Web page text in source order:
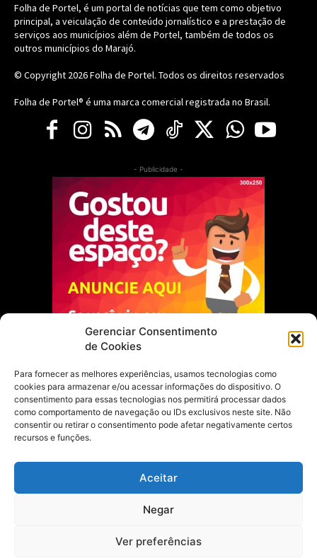
Gerenciar Consentimento
de Cookies
Para fornecer as melhores experiências, usamos tecnologias como
cookies para armazenar e/ou acessar informações do dispositivo. O
consentimento para essas tecnologias nos permitirá processar dados
como comportamento de navegação ou IDs exclusivos neste site. Não
consentir ou retirar o consentimento pode afetar negativamente certos
recursos e funções.
Aceitar
Negar
Ver preferências
Folha de Portel, é um portal de notícias que tem como objetivo
principal, a veiculação de conteúdo jornalístico e a prestação de
serviços aos municípios além de Portel, também de todos os
outros municípios do Marajó.
© Copyright 2026Folha de Portel. Todos os direitos reservados
Folha de Portel® é uma marca comercial registrada no Brasil.
- Publicidade -
Escolha do Editor
Justiça Itinerante garante regularização
fundiária e casamento comunitário para
famílias em Portel
21 de maio de 2026
feminino pelos Jogos Estudantis Paraenses